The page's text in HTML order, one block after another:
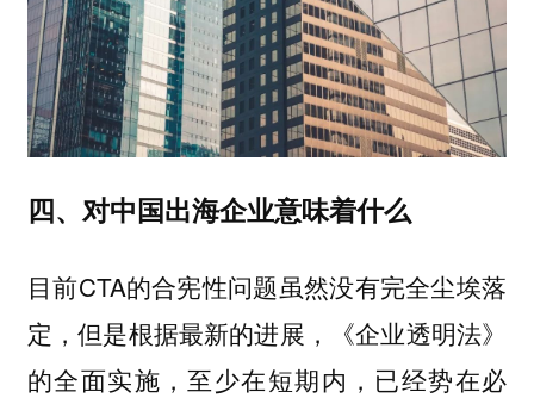
四、对中国出海企业意味着什么
目前CTA的合宪性问题虽然没有完全尘埃落
定，但是根据最新的进展，《企业透明法》
的全面实施，至少在短期内，已经势在必